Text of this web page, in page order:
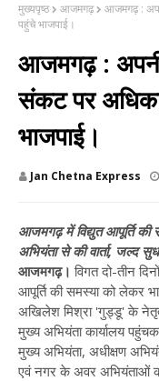
मुख्यपृष्ठ आजमगढ़
आजमगढ़ :
पहुंचे भाजपाई।
आजमगढ़ : अपनी
संकट पर
भाजपाई।
Jan Chetna Express
आजमगढ़ में विद्युत आपूर्ति की
अभियंता से की वार्ता, जल्द
आजमगढ़।विगत दो-तीन
आपूर्ति की समस्या को लेकर
अखिलेश मिश्रा 'गुड्डू' के
मुख्य अभियंता कार्यालय
मुख्य अभियंता, अधीक्षण
एवं नगर के अवर अभियंताओं